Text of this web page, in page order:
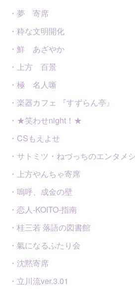
・夢 寄席
・粋な文明開化
・鮮 あざやか
・上方 百景
・極 名人噺
・楽器カフェ 『すずらん亭』
・★笑わせnight！★
・CSもえよせ
・サトミツ・ねづっちのエンタメ
・上方やんちゃ寄席
・嗚呼、成金の壁
・恋人-KOITO-指南
・桂三若 落語の図書館
・氣になるふたり会
・沈黙寄席
・立川流ver.3.01